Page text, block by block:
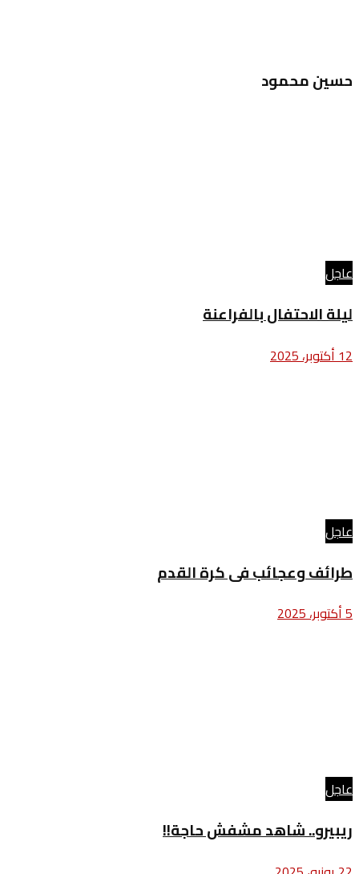
حسين محمود
عاجل
ليلة الاحتفال بالفراعنة
12 أكتوبر، 2025
عاجل
طرائف وعجائب فى كرة القدم
5 أكتوبر، 2025
عاجل
ريبيرو.. شاهد مشفش حاجة!!